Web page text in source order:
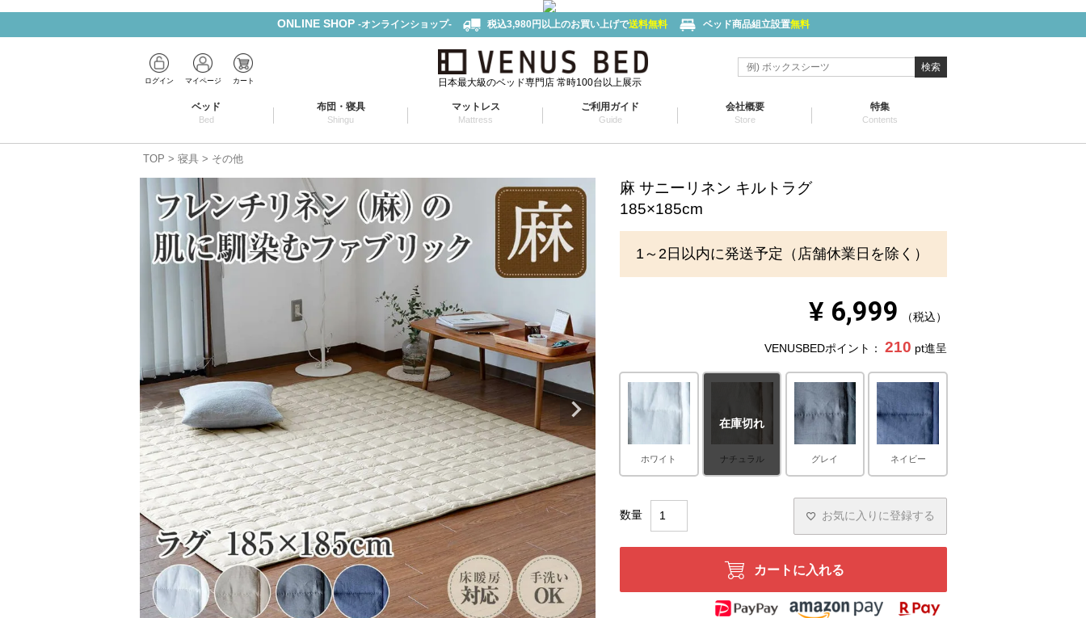
ONLINE SHOP -オンラインショップ- 税込3,980円以上のお買い上げで送料無料 ベッド商品組立設置無料
ログイン マイページ カート 日本最大級のベッド専門店 常時100台以上展示
検索
ベッド
Bed
布団・寝具
Shingu
マットレス
Mattress
ご利用ガイド
Guide
会社概要
Store
特集
Contents
TOP 寝具 その他
麻 サニーリネン キルトラグ
185×185cm
1～2日以内に発送予定（店舗休業日を除く）
¥ 6,999 税込
VENUSBEDポイント： 210 pt進呈
ホワイト ナチュラル
在庫切れ
グレイ ネイビー
お気に入りに登録する
カートに入れる